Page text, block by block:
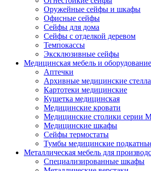
Оружейные сейфы и шкафы
Офисные сейфы
Сейфы для дома
Сейфы с отделкой деревом
Темпокассы
Эксклюзивные сейфы
Медицинская мебель и оборудование
Аптечки
Архивные медицинские
Картотеки медицинские
Кушетка медицинская
Медицинские кровати
Медицинские столики серии
Медицинские шкафы
Сейфы термостаты
Тумбы медицинские
Металлическая мебель для
Cпециализированные шкафы